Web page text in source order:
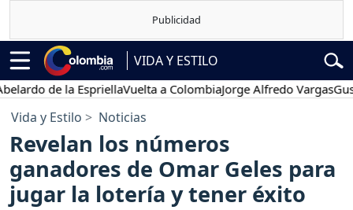
VIDA Y ESTILO
de la EspriellaVuelta a ColombiaJorge Alfredo VargasGustavo
Vida y Estilo Noticias
Revelan los números
ganadores de Omar Geles para
jugar la lotería y tener éxito